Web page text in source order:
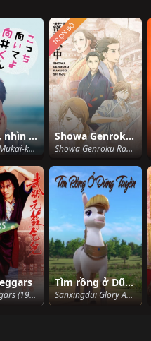
Mukai ơi, nhìn em này
Turn to me Mukai-kun (2023)
Showa Genroku Rakugo Shinju
Showa Genroku Rakugo Shinju (2016)
TRỌN BỘ
King of Beggars (1992)
Tìm rồng ở Dũng Tuyền
Sanxingdui Glory Awakening 4 (2020)